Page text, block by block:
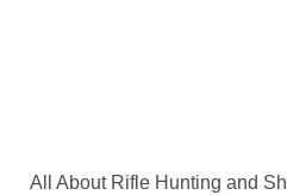
All About Rifle Hunting and